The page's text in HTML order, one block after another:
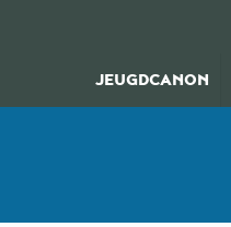
JEUGDCANON